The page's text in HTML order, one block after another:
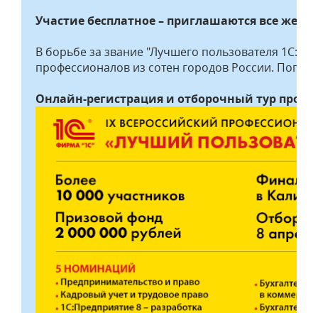
Участие бесплатное – приглашаются все
В борьбе за звание "Лучшего пользователя
профессионалов из сотен городов России.
Онлайн-регистрация и отборочный тур